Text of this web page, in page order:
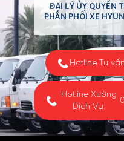
ĐẠI LÝ ỦY QUYỀN
PHÂN PHỐI XE
Hotline Tư
Hotline Xưởng
Dịch Vụ: